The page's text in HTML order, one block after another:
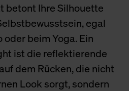
betont Ihre Silhouette
egal
beim Yoga. Ein
ist die reflektierende
dem Rücken, die nicht
Look sorgt, sondern